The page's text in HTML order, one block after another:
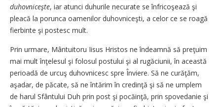
duhovniceşte, iar atunci duhurile necurate se înfricoşează şi
pleacă la porunca oamenilor duhovniceşti, a celor ce se roagă
fierbinte şi postesc mult.
Prin urmare, Mântuitoru Iisus Hristos ne îndeamnă să preţuim
mai mult înţelesul şi folosul postului şi al rugăciunii, în această
perioadă de urcuş duhovnicesc spre Înviere. Să ne curăţăm,
aşadar, de păcate, să ne întărim în credinţă şi să ne umplem
de harul Sfântului Duh prin post şi pocăinţă, prin spovedanie şi